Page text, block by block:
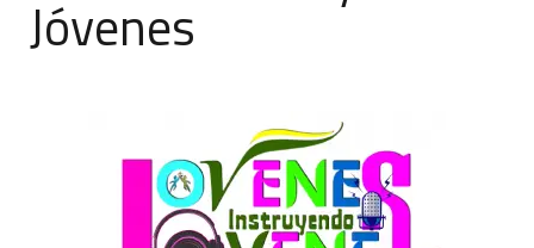
Jóvenes